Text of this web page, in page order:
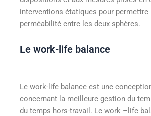
interventions étatiques pour permettre
perméabilité entre les deux sphères.
Le work-life balance
Le work-life balance est une
concernant la meilleure gestion du
du temps hors-travail. Le work –life